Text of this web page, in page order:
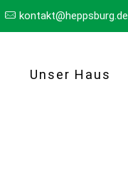
kontakt@heppsburg.de
Unser Haus